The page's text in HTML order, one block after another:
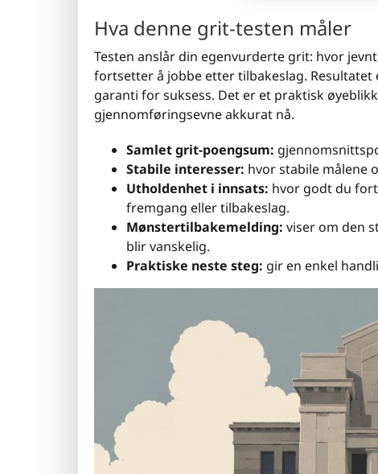
Hva denne grit-testen måler
Testen anslår din egenvurderte grit: hvor
fortsetter å jobbe etter tilbakeslag.
garanti for suksess. Det er et praktisk
gjennomføringsevne akkurat nå.
Samlet grit-poengsum:
Stabile interesser: hvor stabile målene
Utholdenhet i innsats: hvor godt du
fremgang eller tilbakeslag.
Mønstertilbakemelding: viser om den
blir vanskelig.
Praktiske neste steg: gir en enkel